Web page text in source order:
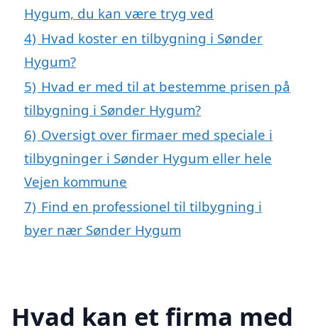
Hygum, du kan være tryg ved
4) Hvad koster en tilbygning i Sønder
Hygum?
5) Hvad er med til at bestemme prisen på
tilbygning i Sønder Hygum?
6) Oversigt over firmaer med speciale i
tilbygninger i Sønder Hygum eller hele
Vejen kommune
7) Find en professionel til tilbygning i
byer nær Sønder Hygum
Hvad kan et firma med